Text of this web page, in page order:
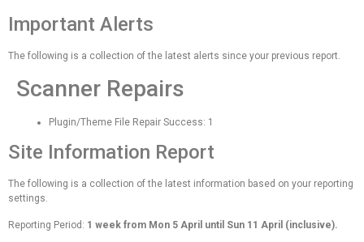
Important Alerts
The following is a collection of the latest alerts since your previous report.
Scanner Repairs
Plugin/Theme File Repair Success: 1
Site Information Report
The following is a collection of the latest information based on your reporting
settings.
Reporting Period: 1 week from Mon 5 April until Sun 11 April (inclusive).